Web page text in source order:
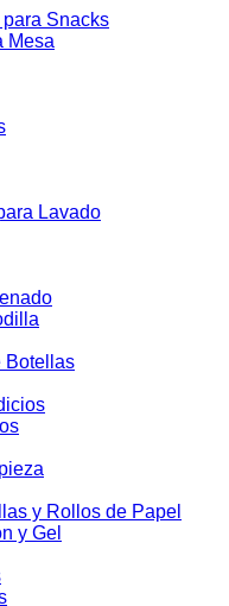
Snacks
Mesa
Lavado
Botellas
y Rollos de Papel
y Gel